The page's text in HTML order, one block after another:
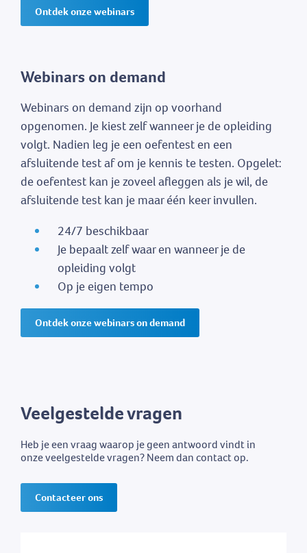
Ontdek onze webinars
Webinars on demand
Webinars on demand zijn op voorhand
opgenomen. Je kiest zelf wanneer je de opleiding
volgt. Nadien leg je een oefentest en een
afsluitende test af om je kennis te testen. Opgelet:
de oefentest kan je zoveel afleggen als je wil, de
afsluitende test kan je maar één keer invullen.
24/7 beschikbaar
Je bepaalt zelf waar en wanneer je de
opleiding volgt
Op je eigen tempo
Ontdek onze webinars on demand
Veelgestelde vragen
Heb je een vraag waarop je geen antwoord vindt in
onze veelgestelde vragen? Neem dan contact op.
Contacteer ons